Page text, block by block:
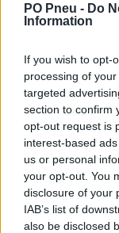
PO Pneu - Do
Information
If you wish to opt-
processing of
targeted
section to confirm
opt-out request is
interest-based
us or personal
your opt-out. You
disclosure of your
IAB’s list of
also be disclosed
140,59 €
Tovar je skladom